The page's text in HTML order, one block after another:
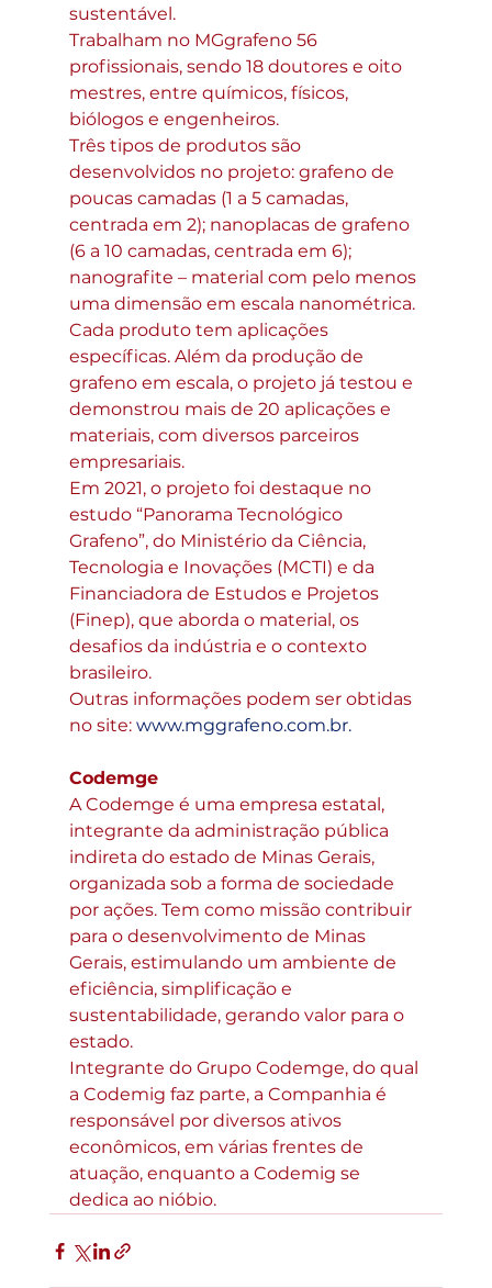
sustentável.
Trabalham no MGgrafeno 56
profissionais, sendo 18 doutores e oito
mestres, entre químicos, físicos,
biólogos e engenheiros.
Três tipos de produtos são
desenvolvidos no projeto: grafeno de
poucas camadas (1 a 5 camadas,
centrada em 2); nanoplacas de grafeno
(6 a 10 camadas, centrada em 6);
nanografite – material com pelo menos
uma dimensão em escala nanométrica.
Cada produto tem aplicações
específicas. Além da produção de
grafeno em escala, o projeto já testou e
demonstrou mais de 20 aplicações e
materiais, com diversos parceiros
empresariais.
Em 2021, o projeto foi destaque no
estudo “Panorama Tecnológico
Grafeno”, do Ministério da Ciência,
Tecnologia e Inovações (MCTI) e da
Financiadora de Estudos e Projetos
(Finep), que aborda o material, os
desafios da indústria e o contexto
brasileiro.
Outras informações podem ser obtidas
no site: www.mggrafeno.com.br.
Codemge
A Codemge é uma empresa estatal,
integrante da administração pública
indireta do estado de Minas Gerais,
organizada sob a forma de sociedade
por ações. Tem como missão contribuir
para o desenvolvimento de Minas
Gerais, estimulando um ambiente de
eficiência, simplificação e
sustentabilidade, gerando valor para o
estado.
Integrante do Grupo Codemge, do qual
a Codemig faz parte, a Companhia é
responsável por diversos ativos
econômicos, em várias frentes de
atuação, enquanto a Codemig se
dedica ao nióbio.